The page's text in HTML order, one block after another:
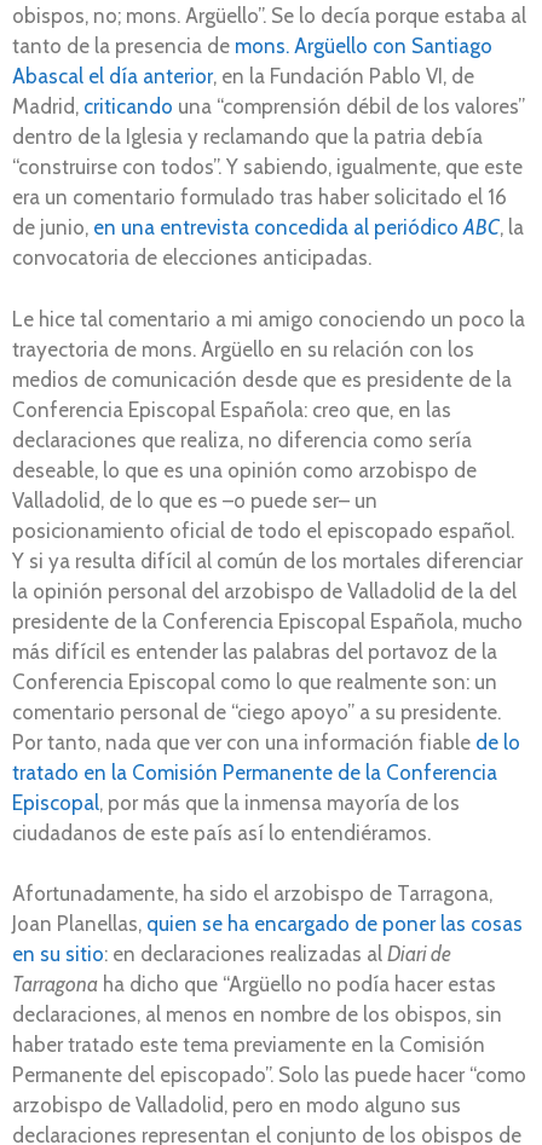
obispos, no; mons. Argüello”. Se lo decía porque estaba al
tanto de la presencia de mons. Argüello con Santiago
Abascal el día anterior, en la Fundación Pablo VI, de
Madrid, criticando una “comprensión débil de los valores”
dentro de la Iglesia y reclamando que la patria debía
“construirse con todos”. Y sabiendo, igualmente, que este
era un comentario formulado tras haber solicitado el 16
de junio, en una entrevista concedida al periódicoABC, la
convocatoria de elecciones anticipadas.
Le hice tal comentario a mi amigo conociendo un poco la
trayectoria de mons. Argüello en su relación con los
medios de comunicación desde que es presidente de la
Conferencia Episcopal Española: creo que, en las
declaraciones que realiza, no diferencia como sería
deseable, lo que es una opinión como arzobispo de
Valladolid, de lo que es –o puede ser– un
posicionamiento oficial de todo el episcopado español.
Y si ya resulta difícil al común de los mortales diferenciar
la opinión personal del arzobispo de Valladolid de la del
presidente de la Conferencia Episcopal Española, mucho
más difícil es entender las palabras del portavoz de la
Conferencia Episcopal como lo que realmente son: un
comentario personal de “ciego apoyo” a su presidente.
Por tanto, nada que ver con una información fiable de lo
tratado en la Comisión Permanente de la Conferencia
Episcopal, por más que la inmensa mayoría de los
ciudadanos de este país así lo entendiéramos.
Afortunadamente, ha sido el arzobispo de Tarragona,
Joan Planellas, quien se ha encargado de poner las cosas
en su sitio: en declaraciones realizadas al Diari de
Tarragona ha dicho que “Argüello no podía hacer estas
declaraciones, al menos en nombre de los obispos, sin
haber tratado este tema previamente en la Comisión
Permanente del episcopado”. Solo las puede hacer “como
arzobispo de Valladolid, pero en modo alguno sus
declaraciones representan el conjunto de los obispos de